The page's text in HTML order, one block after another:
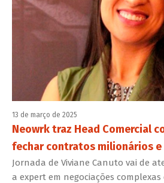
13 de março de 2025
Neowrk traz Head Comercial
fechar contratos milionários
Jornada de Viviane Canuto vai de
a expert em negociações